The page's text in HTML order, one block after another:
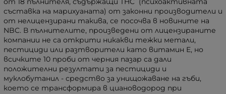
съставка на марихуаната) от законни производители и
от нелицензирани такива, се посочва в новините на
NBC. В пълнителите, произведени от лицензираните
компании не са открити никакви тежки метали,
пестициди или разтворители като витамин Е, но
всичките 10 проби от черния пазар са дали
положителни резултати за пестициди и
муклобутанил - средство за унищожаване на гъби,
което се трансформира в циановодород при